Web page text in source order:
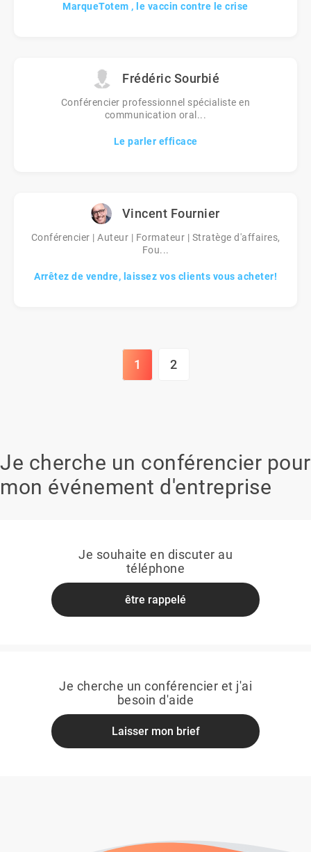
MarqueTotem , le vaccin contre le crise
Frédéric Sourbié
Conférencier professionnel spécialiste en
communication oral...
Le parler efficace
Vincent Fournier
Conférencier | Auteur | Formateur | Stratège d'affaires,
Fou...
Arrêtez de vendre, laissez vos clients vous acheter!
1 2
Je cherche un conférencier pour
mon événement d'entreprise
Je souhaite en discuter au
téléphone
être rappelé
Je cherche un conférencier et j'ai
besoin d'aide
Laisser mon brief